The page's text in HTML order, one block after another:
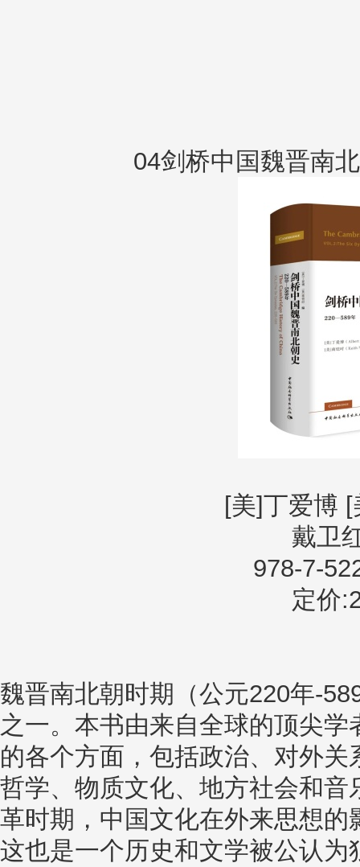
04剑桥中国魏晋南
[美]丁爱博
戴卫
978-7-
定价
魏晋南北朝时期（公元220年-
之一。本书由来自全球的顶尖
的各个方面，包括政治、对外
哲学、物质文化、地方社会和
革时期，中国文化在外来思想
这也是一个历史和文学被公认